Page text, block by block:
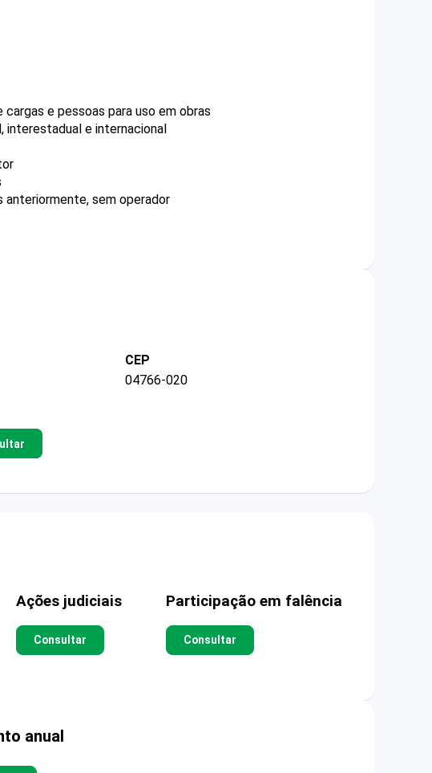
e pessoas para uso em obras
e internacional
anteriormente, sem operador
CEP
04766-020
Ações judiciais
Consultar
Participação em falência
Consultar
anual